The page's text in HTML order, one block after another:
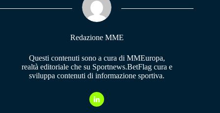
pp m
Redazione MME
Questi contenuti sono a cura di MMEuropa,
realtà editoriale che su Sportnews.BetFlag cura e
sviluppa contenuti di informazione sportiva.